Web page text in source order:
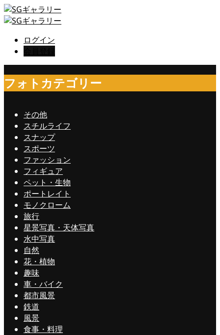
ログイン
フォトカテゴリー
その他
スチルライフ
スナップ
スポーツ
ファッション
フィギュア
ペット・生物
ポートレイト
モノクローム
旅行
星景写真・天体写真
水中写真
自然
花・植物
趣味
車・バイク
都市風景
鉄道
風景
食事・料理